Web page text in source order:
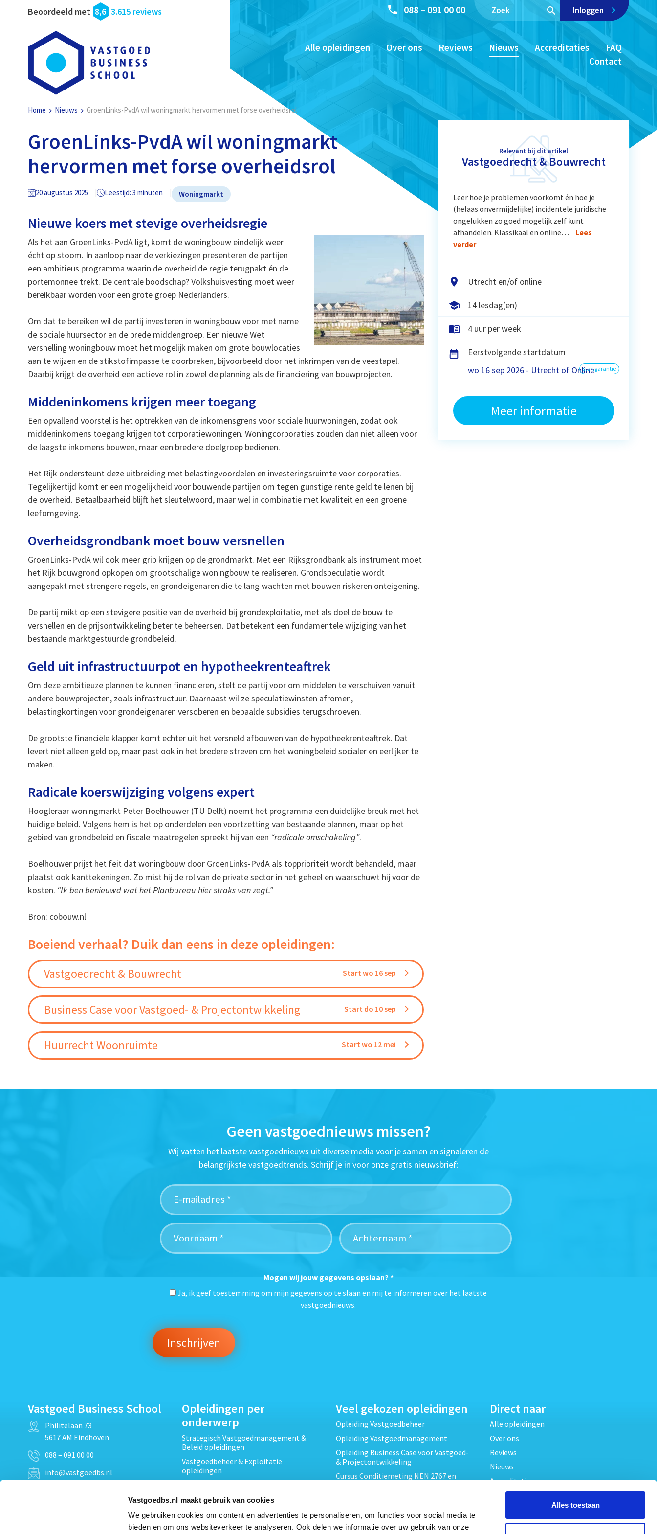
Vastgoedbs.nl maakt gebruik van cookies
We gebruiken cookies om content en advertenties te personaliseren, om functies voor social media te
bieden en om ons websiteverkeer te analyseren. Ook delen we informatie over uw gebruik van onze
Alles toestaan
Beoordeeld met 8,6 3.615 reviews 088 – 091 00 00 Inloggen
Alle opleidingen Over ons Reviews Nieuws Accreditaties
FAQ
Contact
Home Nieuws GroenLinks-PvdA wil woningmarkt hervormen met forse overheidsrol
GroenLinks-PvdA wil woningmarkt
hervormen met forse overheidsrol
20 augustus 2025 Leestijd: 3 minuten Woningmarkt
Nieuwe koers met stevige overheidsregie
Als het aan GroenLinks-PvdA ligt, komt de woningbouw eindelijk weer
écht op stoom. In aanloop naar de verkiezingen presenteren de partijen
een ambitieus programma waarin de overheid de regie terugpakt én de
portemonnee trekt. De centrale boodschap? Volkshuisvesting moet weer
bereikbaar worden voor een grote groep Nederlanders.
Om dat te bereiken wil de partij investeren in woningbouw voor met name
de sociale huursector en de brede middengroep. Een nieuwe Wet
versnelling woningbouw moet het mogelijk maken om grote bouwlocaties
aan te wijzen en de stikstofimpasse te doorbreken, bijvoorbeeld door het inkrimpen van de veestapel.
Daarbij krijgt de overheid een actieve rol in zowel de planning als de financiering van bouwprojecten.
Middeninkomens krijgen meer toegang
Een opvallend voorstel is het optrekken van de inkomensgrens voor sociale huurwoningen, zodat ook
middeninkomens toegang krijgen tot corporatiewoningen. Woningcorporaties zouden dan niet alleen voor
de laagste inkomens bouwen, maar een bredere doelgroep bedienen.
Het Rijk ondersteunt deze uitbreiding met belastingvoordelen en investeringsruimte voor corporaties.
Tegelijkertijd komt er een mogelijkheid voor bouwende partijen om tegen gunstige rente geld te lenen bij
de overheid. Betaalbaarheid blijft het sleutelwoord, maar wel in combinatie met kwaliteit en een groene
leefomgeving.
Overheidsgrondbank moet bouw versnellen
GroenLinks-PvdA wil ook meer grip krijgen op de grondmarkt. Met een Rijksgrondbank als instrument moet
het Rijk bouwgrond opkopen om grootschalige woningbouw te realiseren. Grondspeculatie wordt
aangepakt met strengere regels, en grondeigenaren die te lang wachten met bouwen riskeren onteigening.
De partij mikt op een stevigere positie van de overheid bij grondexploitatie, met als doel de bouw te
versnellen en de prijsontwikkeling beter te beheersen. Dat betekent een fundamentele wijziging van het
bestaande marktgestuurde grondbeleid.
Geld uit infrastructuurpot en hypotheekrenteaftrek
Om deze ambitieuze plannen te kunnen financieren, stelt de partij voor om middelen te verschuiven vanuit
andere bouwprojecten, zoals infrastructuur. Daarnaast wil ze speculatiewinsten afromen,
belastingkortingen voor grondeigenaren versoberen en bepaalde subsidies terugschroeven.
De grootste financiële klapper komt echter uit het versneld afbouwen van de hypotheekrenteaftrek. Dat
levert niet alleen geld op, maar past ook in het bredere streven om het woningbeleid socialer en eerlijker te
maken.
Radicale koerswijziging volgens expert
Hoogleraar woningmarkt Peter Boelhouwer (TU Delft) noemt het programma een duidelijke breuk met het
huidige beleid. Volgens hem is het op onderdelen een voortzetting van bestaande plannen, maar op het
gebied van grondbeleid en fiscale maatregelen spreekt hij van een “radicale omschakeling”.
Boelhouwer prijst het feit dat woningbouw door GroenLinks-PvdA als topprioriteit wordt behandeld, maar
plaatst ook kanttekeningen. Zo mist hij de rol van de private sector in het geheel en waarschuwt hij voor de
kosten. “Ik ben benieuwd wat het Planbureau hier straks van zegt.”
Bron: cobouw.nl
Boeiend verhaal? Duik dan eens in deze opleidingen:
Vastgoedrecht & Bouwrecht Start wo 16 sep
Business Case voor Vastgoed- & Projectontwikkeling Start do 10 sep
Huurrecht Woonruimte Start wo 12 mei
Relevant bij dit artikel
Vastgoedrecht & Bouwrecht
Leer hoe je problemen voorkomt én hoe je
(helaas onvermijdelijke) incidentele juridische
ongelukken zo goed mogelijk zelf kunt
afhandelen. Klassikaal en online…
Lees
verder
Utrecht en/of online
14 lesdag(en)
4 uur per week
Eerstvolgende startdatum
wo 16 sep 2026 - Utrecht of Onlinestartgarantie
Meer informatie
Geen vastgoednieuws missen?
Wij vatten het laatste vastgoednieuws uit diverse media voor je samen en signaleren de
belangrijkste vastgoedtrends. Schrijf je in voor onze gratis nieuwsbrief:
Mogen wij jouw gegevens opslaan? *
Ja, ik geef toestemming om mijn gegevens op te slaan en mij te informeren over het laatste
vastgoednieuws.
Vastgoed Business School
Philitelaan 73
5617 AM Eindhoven
088 – 091 00 00
info@vastgoedbs.nl
Opleidingen per
onderwerp
Strategisch Vastgoedmanagement &
Beleid opleidingen
Vastgoedbeheer & Exploitatie
opleidingen
Projectontwikkeling &
Techniek, Onderhoud & Inspectie
Opleidingen
Veel gekozen opleidingen
Opleiding Vastgoedbeheer
Opleiding Vastgoedmanagement
Opleiding Business Case voor Vastgoed-
& Projectontwikkeling
Cursus Conditiemeting NEN 2767 en
Cursus EP-W Basis Woningen
Opleiding Professioneel VvE-beheer
Direct naar
Alle opleidingen
Over ons
Reviews
Nieuws
Accreditaties
Algemene voorwaarden